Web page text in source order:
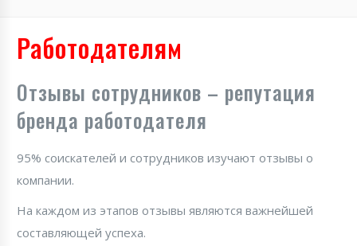
Работодателям
Отзывы сотрудников – репутация
бренда работодателя
95% соискателей и сотрудников изучают отзывы о
компании.
На каждом из этапов отзывы являются важнейшей
составляющей успеха.